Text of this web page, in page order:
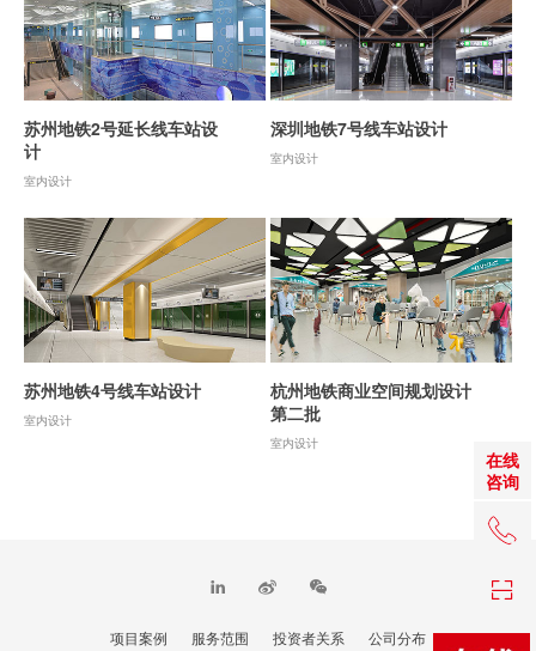
在线
咨询
+86
苏州地铁2号延长线车站设
计
室内设计
深圳地铁7号线车站设计
室内设计
苏州地铁4号线车站设计
室内设计
杭州地铁商业空间规划设计
第二批
室内设计
项目案例 服务范围 投资者关系 公司分布